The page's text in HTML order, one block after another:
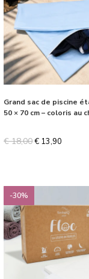
Grand sac de piscine
50 × 70 cm – coloris au
€18,00€ 13,90
-30%